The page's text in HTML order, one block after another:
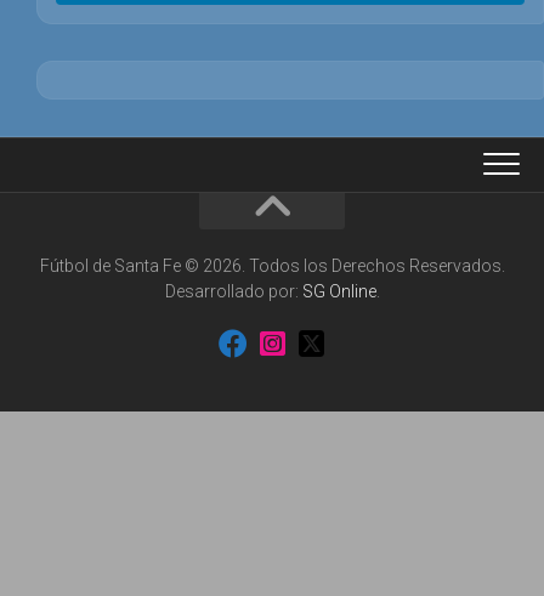
Fútbol de Santa Fe © 2026. Todos los Derechos Reservados.
Desarrollado por: SG Online.